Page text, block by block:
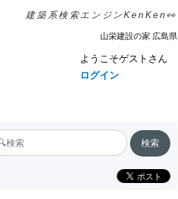
建築系検索エンジンKenKen👀
山栄建設の家 広島県
ようこそゲストさん
ログイン